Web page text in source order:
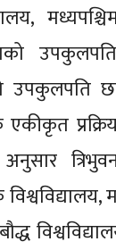
उपकुलपति
त्रिभुवन